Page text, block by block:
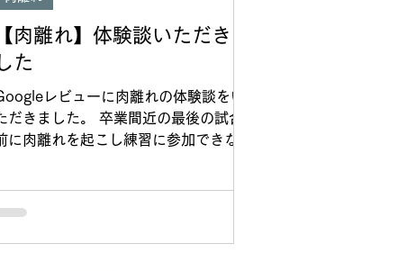
【肉離れ】体験談いただきま
た
レビューに肉離れの体験談をい
だきました。 卒業間近の最後の試合
に肉離れを起こし練習に参加できなく
のでご紹介いただ...